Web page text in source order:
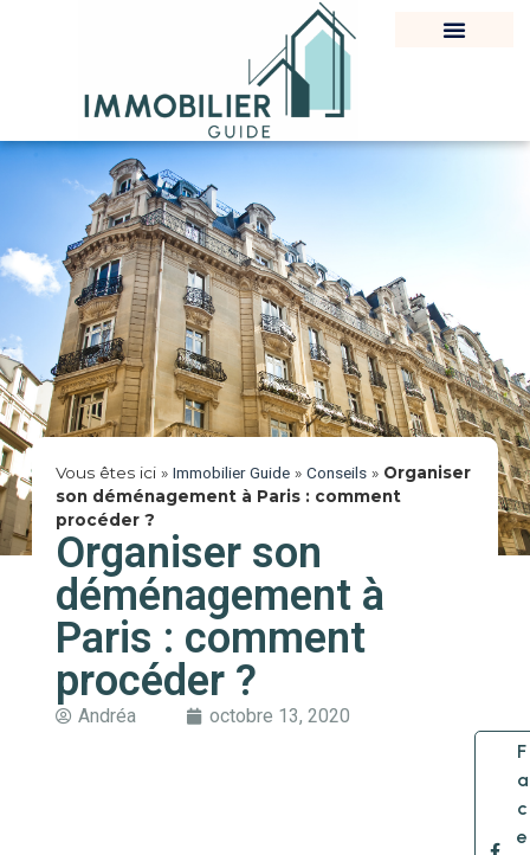
Vous êtes ici » Immobilier Guide» Conseils» Organiser
son déménagement à Paris : comment
procéder ?
Organiser son
déménagement à
Paris : comment
procéder ?
Andréa octobre 13, 2020
F
a
c
e